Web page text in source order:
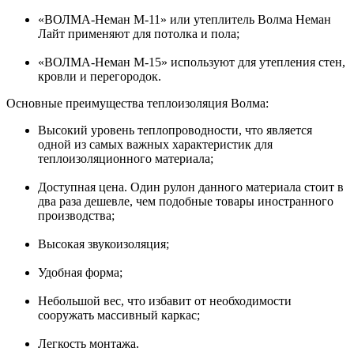
«ВОЛМА-Неман М-11» или утеплитель Волма Неман
Лайт применяют для потолка и пола;
«ВОЛМА-Неман М-15» используют для утепления стен,
кровли и перегородок.
Основные преимущества теплоизоляция Волма:
Высокий уровень теплопроводности, что является
одной из самых важных характеристик для
теплоизоляционного материала;
Доступная цена. Один рулон данного материала стоит в
два раза дешевле, чем подобные товары иностранного
производства;
Высокая звукоизоляция;
Удобная форма;
Небольшой вес, что избавит от необходимости
сооружать массивный каркас;
Легкость монтажа.